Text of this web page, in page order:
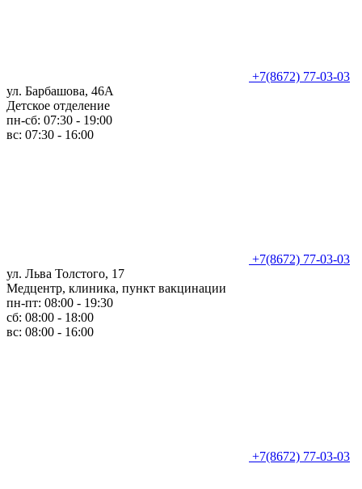
+7(8672) 77-03-03
ул. Барбашова, 46А
Детское отделение
пн-сб: 07:30 - 19:00
вс: 07:30 - 16:00
+7(8672) 77-03-03
ул. Льва Толстого, 17
Медцентр, клиника, пункт вакцинации
пн-пт: 08:00 - 19:30
сб: 08:00 - 18:00
вс: 08:00 - 16:00
+7(8672) 77-03-03